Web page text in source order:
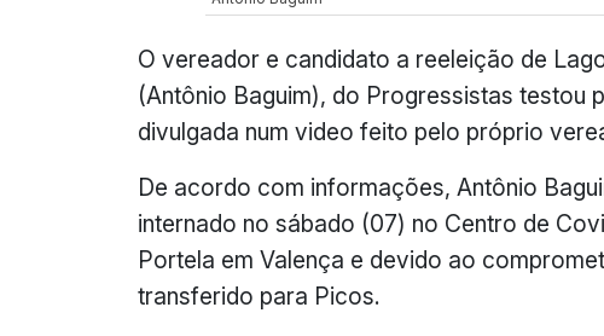
O vereador e candidato a reeleição de
(Antônio Baguim), do Progressistas
divulgada num video feito pelo próprio
De acordo com informações, Antônio
internado no sábado (07) no Centro de
Portela em Valença e devido ao
transferido para Picos.